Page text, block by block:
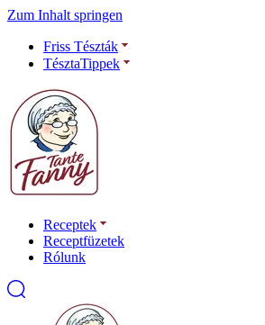
Zum Inhalt springen
Friss Tészták
TésztaTippek
Receptek
Receptfüzetek
Rólunk